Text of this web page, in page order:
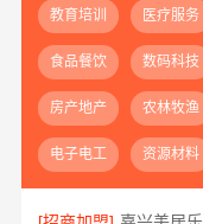
教育培训 医疗服务
食品餐饮 数码科技
房产地产 农林牧渔
电子电工 资源材料